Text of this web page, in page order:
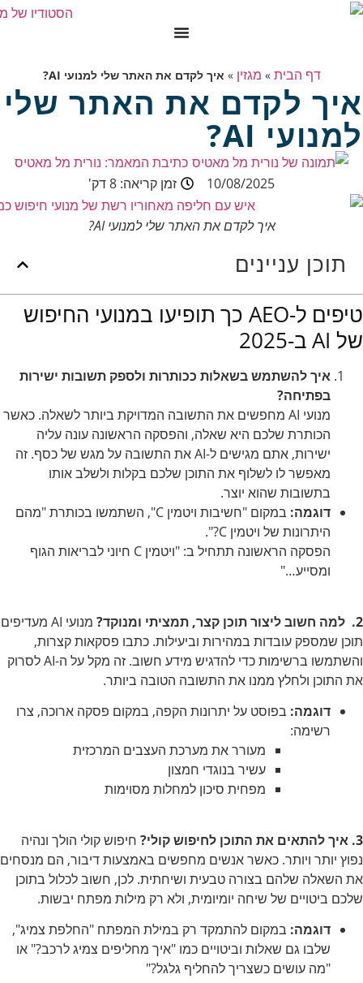
דף הבית » מגזין » איך לקדם את האתר שלי למנועי AI?
איך לקדם את האתר שלי
למנועי AI?
כתיבת המאמר: נורית מל מאטיס
10/08/2025
זמן קריאה: 8 דק'
איך לקדם את האתר שלי למנועי AI?
תוכן עניינים
טיפים ל-AEO כך תופיעו במנועי החיפוש
של AI ב-2025
איך להשתמש בשאלות ככותרות ולספק תשובות ישירות
בפתיחה?
מנועי AI מחפשים את התשובה המדויקת ביותר לשאלה. כאשר
הכותרת שלכם היא שאלה, והפסקה הראשונה עונה עליה
ישירות, אתם מגישים ל-AI את התשובה על מגש של כסף. זה
מאפשר לו לשלוף את התוכן שלכם בקלות ולשלב אותו
בתשובות שהוא יוצר.
דוגמה:
במקום "חשיבות ויטמין C", השתמשו בכותרת "מהם
היתרונות של ויטמין C?".
הפסקה הראשונה תתחיל ב: "ויטמין C חיוני לבריאות הגוף
ומסייע…"
2. למה חשוב ליצור תוכן קצר, תמציתי ומנוקד?
מנועי AI מעדיפים
תוכן שמספק עובדות במהירות וביעילות. כתבו פסקאות קצרות,
והשתמשו ברשימות כדי להדגיש מידע חשוב. זה מקל על ה-AI לסרוק
את התוכן ולחלץ ממנו את התשובה הטובה ביותר.
דוגמה: בפוסט על יתרונות הקפה, במקום פסקה ארוכה, צרו
רשימה:
מעורר את מערכת העצבים המרכזית
עשיר בנוגדי חמצון
מפחית סיכון למחלות מסוימות
3. איך להתאים את התוכן לחיפוש קולי?
חיפוש קולי הולך ונהיה
נפוץ יותר ויותר. כאשר אנשים מחפשים באמצעות דיבור, הם מנסחים
את השאלה שלהם בצורה טבעית ושיחתית. לכן, חשוב לכלול בתוכן
שלכם ביטויים של שיחה יומיומית, ולא רק מילות מפתח יבשות.
דוגמה: במקום להתמקד רק במילת המפתח "החלפת צמיג",
שלבו גם שאלות וביטויים כמו "איך מחליפים צמיג לרכב?" או
"מה עושים כשצריך להחליף גלגל?"